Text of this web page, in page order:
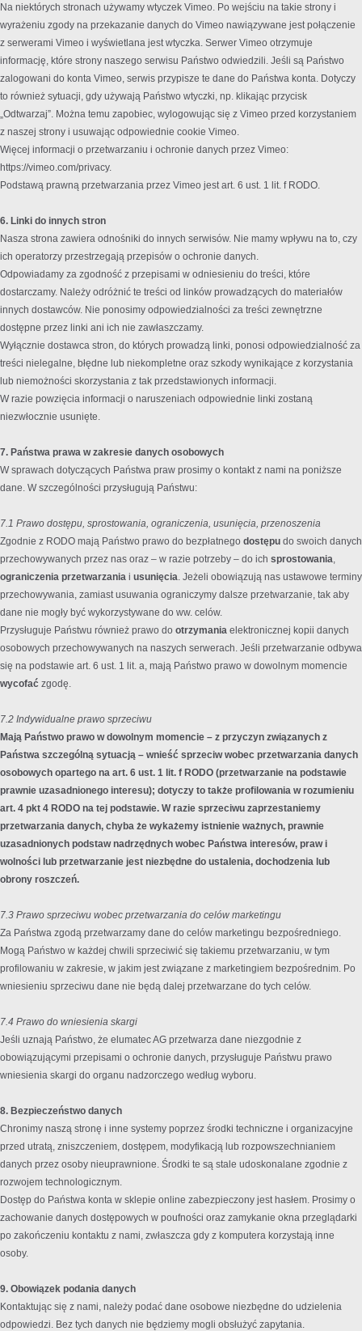
Na niektórych stronach używamy wtyczek Vimeo. Po wejściu na takie strony i
wyrażeniu zgody na przekazanie danych do Vimeo nawiązywane jest połączenie
z serwerami Vimeo i wyświetlana jest wtyczka. Serwer Vimeo otrzymuje
informację, które strony naszego serwisu Państwo odwiedzili. Jeśli są Państwo
zalogowani do konta Vimeo, serwis przypisze te dane do Państwa konta. Dotyczy
to również sytuacji, gdy używają Państwo wtyczki, np. klikając przycisk
„Odtwarzaj”. Można temu zapobiec, wylogowując się z Vimeo przed korzystaniem
z naszej strony i usuwając odpowiednie cookie Vimeo.
Więcej informacji o przetwarzaniu i ochronie danych przez Vimeo:
https://vimeo.com/privacy.
Podstawą prawną przetwarzania przez Vimeo jest art. 6 ust. 1 lit. f RODO.
6. Linki do innych stron
Nasza strona zawiera odnośniki do innych serwisów. Nie mamy wpływu na to, czy
ich operatorzy przestrzegają przepisów o ochronie danych.
Odpowiadamy za zgodność z przepisami w odniesieniu do treści, które
dostarczamy. Należy odróżnić te treści od linków prowadzących do materiałów
innych dostawców. Nie ponosimy odpowiedzialności za treści zewnętrzne
dostępne przez linki ani ich nie zawłaszczamy.
Wyłącznie dostawca stron, do których prowadzą linki, ponosi odpowiedzialność za
treści nielegalne, błędne lub niekompletne oraz szkody wynikające z korzystania
lub niemożności skorzystania z tak przedstawionych informacji.
W razie powzięcia informacji o naruszeniach odpowiednie linki zostaną
niezwłocznie usunięte.
7. Państwa prawa w zakresie danych osobowych
W sprawach dotyczących Państwa praw prosimy o kontakt z nami na poniższe
dane. W szczególności przysługują Państwu:
7.1 Prawo dostępu, sprostowania, ograniczenia, usunięcia, przenoszenia
Zgodnie z RODO mają Państwo prawo do bezpłatnego dostępu do swoich danych
przechowywanych przez nas oraz – w razie potrzeby – do ich sprostowania,
ograniczenia przetwarzania i usunięcia. Jeżeli obowiązują nas ustawowe terminy
przechowywania, zamiast usuwania ograniczymy dalsze przetwarzanie, tak aby
dane nie mogły być wykorzystywane do ww. celów.
Przysługuje Państwu również prawo do otrzymania elektronicznej kopii danych
osobowych przechowywanych na naszych serwerach. Jeśli przetwarzanie odbywa
się na podstawie art. 6 ust. 1 lit. a, mają Państwo prawo w dowolnym momencie
wycofać zgodę.
7.2 Indywidualne prawo sprzeciwu
Mają Państwo prawo w dowolnym momencie – z przyczyn związanych z
Państwa szczególną sytuacją – wnieść sprzeciw wobec przetwarzania danych
osobowych opartego na art. 6 ust. 1 lit. f RODO (przetwarzanie na podstawie
prawnie uzasadnionego interesu); dotyczy to także profilowania w rozumieniu
art. 4 pkt 4 RODO na tej podstawie. W razie sprzeciwu zaprzestaniemy
przetwarzania danych, chyba że wykażemy istnienie ważnych, prawnie
uzasadnionych podstaw nadrzędnych wobec Państwa interesów, praw i
wolności lub przetwarzanie jest niezbędne do ustalenia, dochodzenia lub
obrony roszczeń.
7.3 Prawo sprzeciwu wobec przetwarzania do celów marketingu
Za Państwa zgodą przetwarzamy dane do celów marketingu bezpośredniego.
Mogą Państwo w każdej chwili sprzeciwić się takiemu przetwarzaniu, w tym
profilowaniu w zakresie, w jakim jest związane z marketingiem bezpośrednim. Po
wniesieniu sprzeciwu dane nie będą dalej przetwarzane do tych celów.
7.4 Prawo do wniesienia skargi
Jeśli uznają Państwo, że elumatec AG przetwarza dane niezgodnie z
obowiązującymi przepisami o ochronie danych, przysługuje Państwu prawo
wniesienia skargi do organu nadzorczego według wyboru.
8. Bezpieczeństwo danych
Chronimy naszą stronę i inne systemy poprzez środki techniczne i organizacyjne
przed utratą, zniszczeniem, dostępem, modyfikacją lub rozpowszechnianiem
danych przez osoby nieuprawnione. Środki te są stale udoskonalane zgodnie z
rozwojem technologicznym.
Dostęp do Państwa konta w sklepie online zabezpieczony jest hasłem. Prosimy o
zachowanie danych dostępowych w poufności oraz zamykanie okna przeglądarki
po zakończeniu kontaktu z nami, zwłaszcza gdy z komputera korzystają inne
osoby.
9. Obowiązek podania danych
Kontaktując się z nami, należy podać dane osobowe niezbędne do udzielenia
odpowiedzi. Bez tych danych nie będziemy mogli obsłużyć zapytania.